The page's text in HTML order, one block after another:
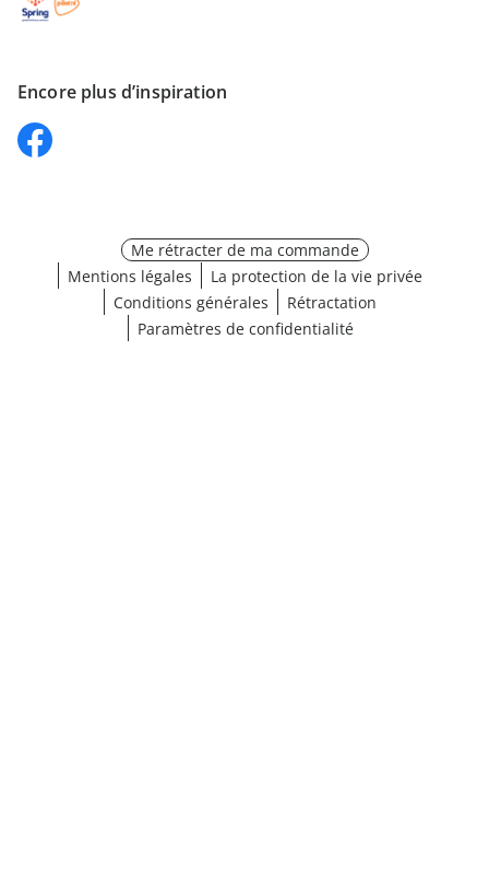
Encore plus d’inspiration
Me rétracter de ma commande
Mentions légales
La protection de la vie privée
Conditions générales
Rétractation
Paramètres de confidentialité